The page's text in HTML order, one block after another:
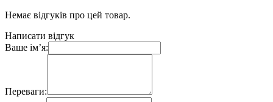
Немає відгуків про цей товар.
Написати відгук
Ваше ім’я:
Переваги: